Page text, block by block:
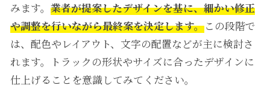
みます。 業者が提案したデザインを基に、細かい修正
や調整を行いながら最終案を決定します。この段階で
は、配色やレイアウト、文字の配置などが主に検討さ
れます。トラックの形状やサイズに合ったデザインに
仕上げることを意識してみてください。